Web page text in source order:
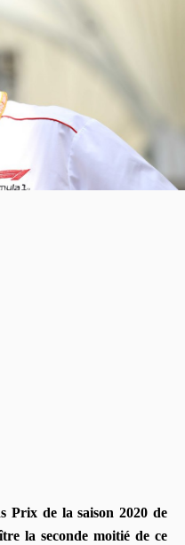
Prix de la saison 2020 de
la seconde moitié de ce